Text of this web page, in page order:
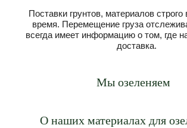
Поставки грунтов, материалов строго
время. Перемещение груза
всегда имеет информацию о том, где
доставка.
Мы озеленяем
Новые Жилые
Московский центр
Серебряный бор
КП Миллениум
Комплекс Лужники
Парк Горького
Парк Сокольники
Екатерининский парк
Аэропорт Шереметьево
Поклонная гора
Павшинская пойма
ВДНХ
О наших материалах для